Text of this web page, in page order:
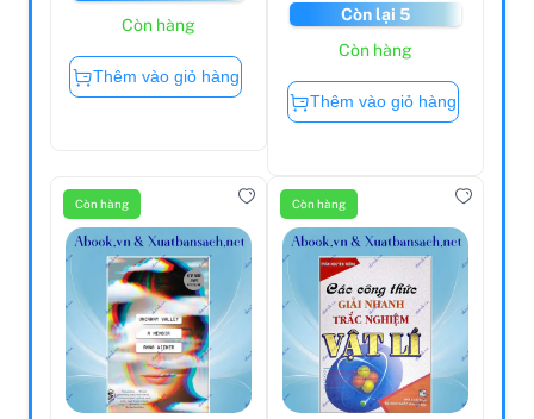
Còn hàng
Thêm vào giỏ hàng
Còn lại 5
Còn hàng
Thêm vào giỏ hàng
Còn hàng Còn hàng